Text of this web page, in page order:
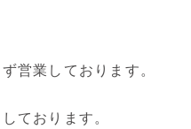
営業しております。
ております。